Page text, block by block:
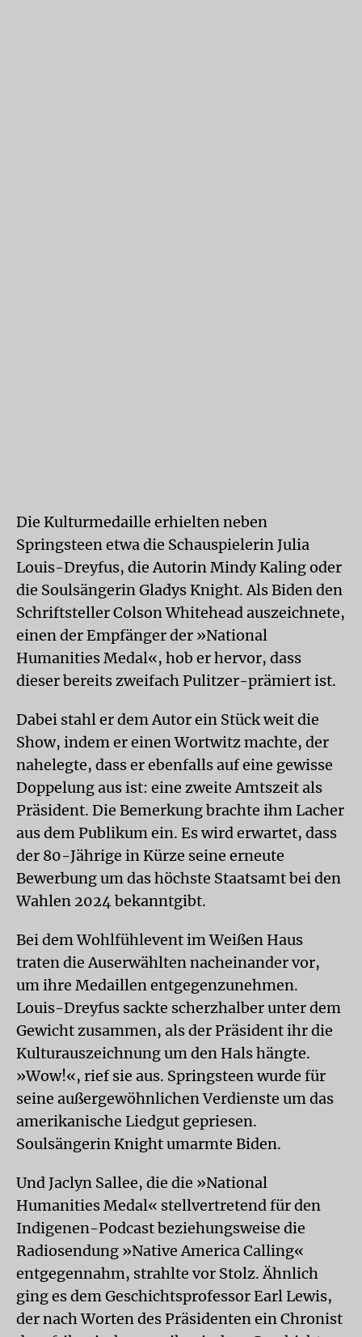
Die Kulturmedaille erhielten neben
Springsteen etwa die Schauspielerin Julia
Louis-Dreyfus, die Autorin Mindy Kaling oder
die Soulsängerin Gladys Knight. Als Biden den
Schriftsteller Colson Whitehead auszeichnete,
einen der Empfänger der »National
Humanities Medal«, hob er hervor, dass
dieser bereits zweifach Pulitzer-prämiert ist.
Dabei stahl er dem Autor ein Stück weit die
Show, indem er einen Wortwitz machte, der
nahelegte, dass er ebenfalls auf eine gewisse
Doppelung aus ist: eine zweite Amtszeit als
Präsident. Die Bemerkung brachte ihm Lacher
aus dem Publikum ein. Es wird erwartet, dass
der 80-Jährige in Kürze seine erneute
Bewerbung um das höchste Staatsamt bei den
Wahlen 2024 bekanntgibt.
Bei dem Wohlfühlevent im Weißen Haus
traten die Auserwählten nacheinander vor,
um ihre Medaillen entgegenzunehmen.
Louis-Dreyfus sackte scherzhalber unter dem
Gewicht zusammen, als der Präsident ihr die
Kulturauszeichnung um den Hals hängte.
»Wow!«, rief sie aus. Springsteen wurde für
seine außergewöhnlichen Verdienste um das
amerikanische Liedgut gepriesen.
Soulsängerin Knight umarmte Biden.
Und Jaclyn Sallee, die die »National
Humanities Medal« stellvertretend für den
Indigenen-Podcast beziehungsweise die
Radiosendung »Native America Calling«
entgegennahm, strahlte vor Stolz. Ähnlich
ging es dem Geschichtsprofessor Earl Lewis,
der nach Worten des Präsidenten ein Chronist